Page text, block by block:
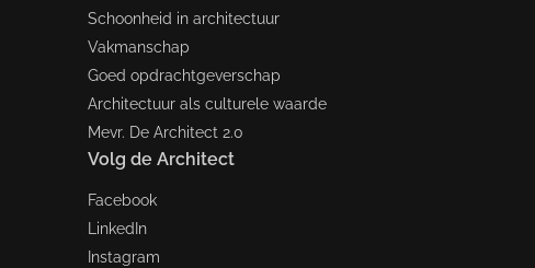
Schoonheid in architectuur
Vakmanschap
Goed opdrachtgeverschap
Architectuur als culturele waarde
Mevr. De Architect 2.0
Volg de Architect
Facebook
LinkedIn
Instagram